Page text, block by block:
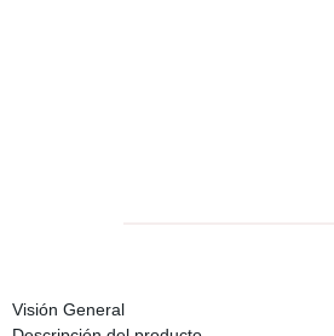
Visión General